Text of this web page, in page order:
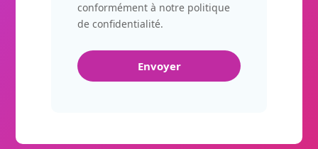
conformément à notre politique
de confidentialité.